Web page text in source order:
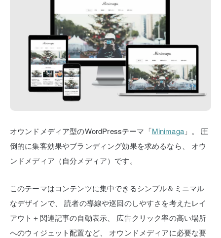
オウンドメディア型のWordPressテーマ「Minimaga」。
圧
倒的に集客効果やブランディング効果を求めるなら、
オウ
ンドメディア（自分メディア）です。
このテーマはコンテンツに集中できるシンプル＆ミニマル
なデザインで、
読者の導線や巡回のしやすさを考えたレイ
アウト＋関連記事の自動表示、
広告クリック率の高い場所
へのウィジェット配置など、
オウンドメディアに必要な要